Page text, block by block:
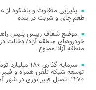
طعم چای و شربت در بلده
موضع شفاف رییس پلیس راهور
خودروهای منطقه آزاد/ دخالت
منطقه آزاد ممنوع
سرمایه گذاری
توسعه شبکه تلفن همراه و فیبر
۱۴۷۰ اتصال فیبر نوری در شهر آمل